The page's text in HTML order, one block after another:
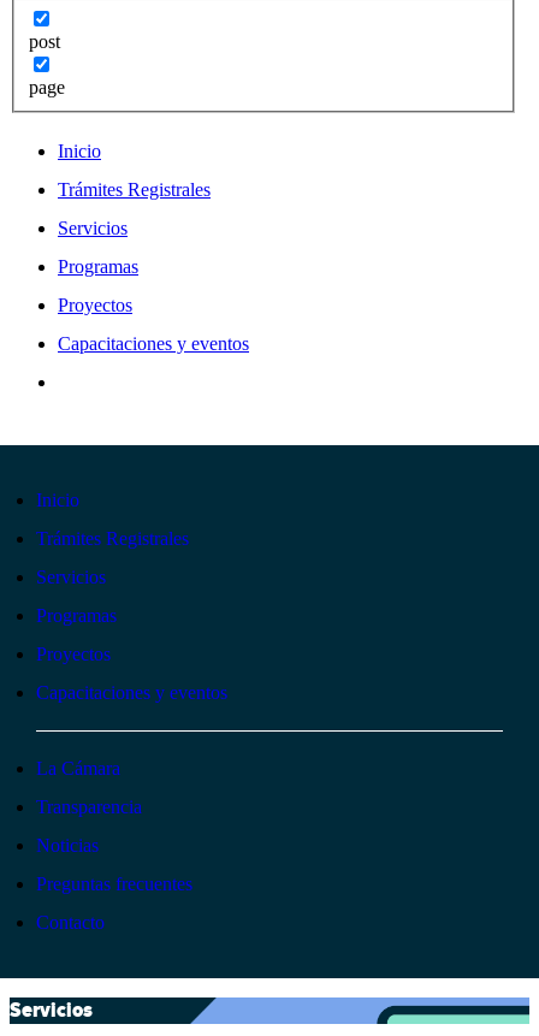
post
page
Inicio
Trámites Registrales
Servicios
Programas
Proyectos
Capacitaciones y eventos
Inicio
Trámites Registrales
Servicios
Programas
Proyectos
Capacitaciones y eventos
La Cámara
Transparencia
Noticias
Preguntas frecuentes
Contacto
Servicios